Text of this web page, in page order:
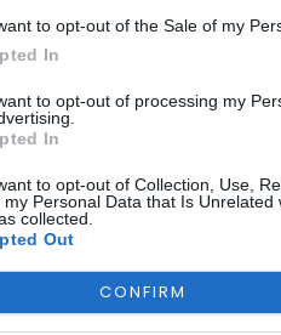
to opt-out of the Sale of my
In
to opt-out of processing my
In
to opt-out of Collection, Use,
my Personal Data that Is
collected.
Out
CONFIRM
do